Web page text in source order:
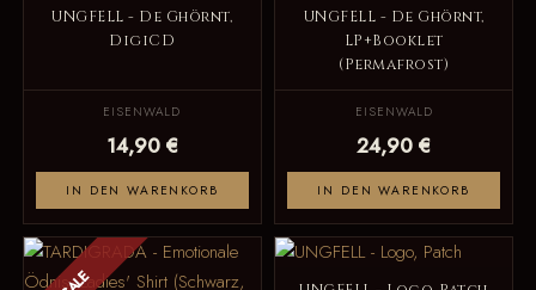
UNGFELL - De Ghörnt,
DigiCD
EISENWALD
14,90 €
IN DEN WARENKORB
UNGFELL - De Ghörnt,
LP+Booklet
(Permafrost)
EISENWALD
24,90 €
IN DEN WARENKORB